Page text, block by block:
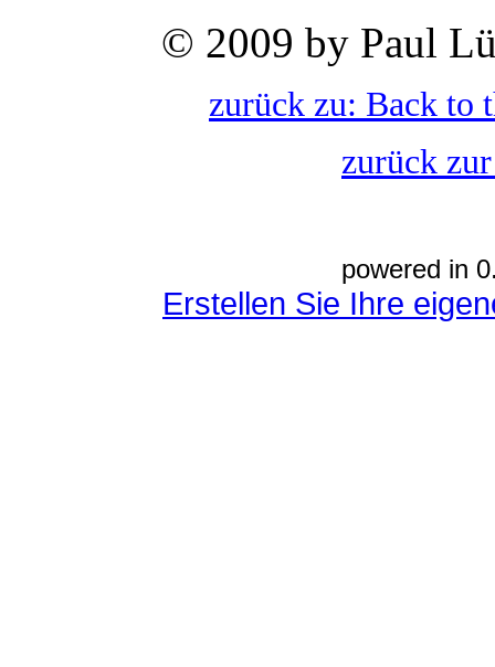
© 2009 by Paul
zurück zu: Back to
zurück
powered in
Erstellen Sie Ihre